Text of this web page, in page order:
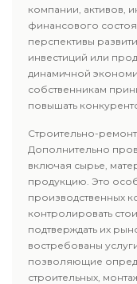
компании, активов,
финансового
перспективы
инвестиций или
динамичной
собственникам
повышать
Строительно-
Дополнительно
включая сырье,
продукцию. Это
производственных
контролировать
подтверждать их
востребованы
позволяющие
строительных,